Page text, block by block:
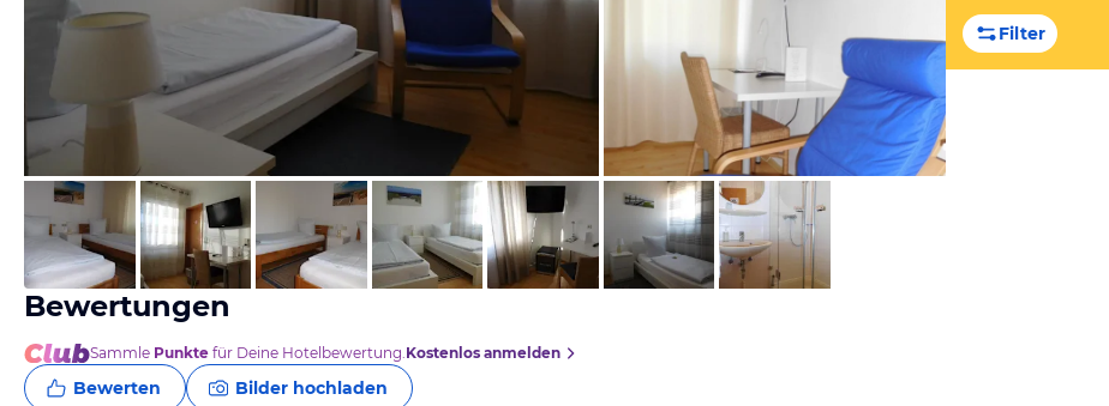
von Booking.com von Booking.com
Filter
Bewertungen
Sammle Punkte für Deine Hotelbewertung.Kostenlos anmelden
Bewerten Bilder hochladen